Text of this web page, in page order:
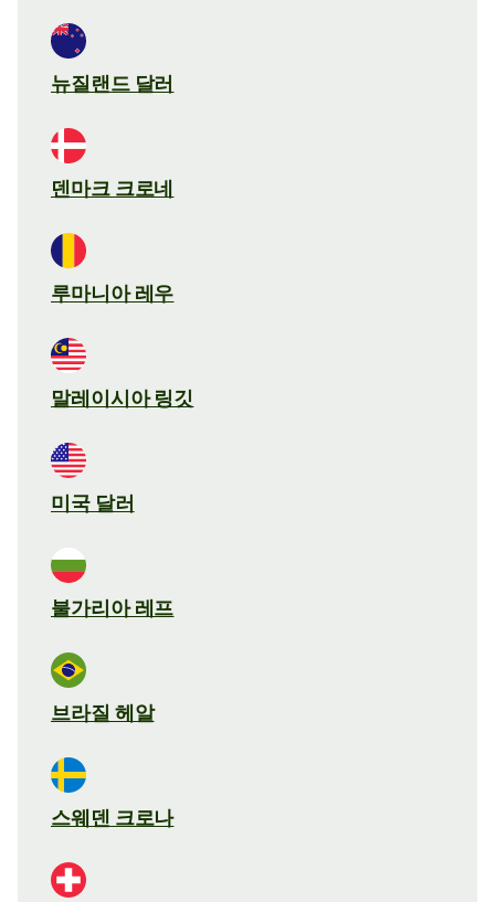
뉴질랜드 달러
덴마크 크로네
루마니아 레우
말레이시아 링깃
미국 달러
불가리아 레프
브라질 헤알
스웨덴 크로나